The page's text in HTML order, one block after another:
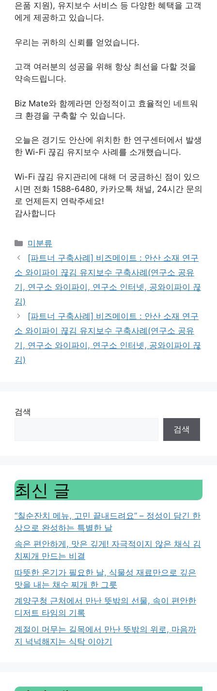
은품 지원), 유지보수 서비스 등 다양한 혜택을 고객
에게 제공하고 있습니다.
우리는 귀하의 신뢰를 얻었습니다.
고객 여러분의 성공을 위해 항상 최선을 다할 것을
약속드립니다.
Biz Mate와 함께라면 안정적이고 효율적인 네트워
크 환경을 구축할 수 있습니다.
오늘은 경기도 안산에 위치한 한 연구센터에서 발생
한 Wi-Fi 끊김 유지보수 사례를 소개했습니다.
Wi-Fi 끊김 유지관리에 대해 더 궁금하신 점이 있으
시면 전화 1588-6480, 카카오톡 채널, 24시간 문의
로 언제든지 연락주세요!
감사합니다
Categories
미분류
[파트너 구축사례] 비즈메이트 : 안산 소재 연구
소 와이파이 끊김 유지보수 구축사례(연구소 공유
기, 연구소 와이파이, 연구소 인터넷, 공와이파이 끊
김)
[파트너 구축사례] 비즈메이트 : 안산 소재 연구
소 와이파이 끊김 유지보수 구축사례(연구소 공유
기, 연구소 와이파이, 연구소 인터넷, 공와이파이 끊
김)
검색
검색
최신 글
“칠순잔치 메뉴, 고민 끝내드려요” – 정성이 담긴 한
상으로 완성하는 특별한 날
속은 편안하게, 맛은 깊게! 자극적이지 않은 채식 김
치찌개 만드는 비결
따뜻한 온기가 필요한 날, 식물성 재료만으로 깊은
맛을 내는 채수 찌개 한 그릇
계양구청 근처에서 만난 뜻밖의 선물, 속이 편안한
디저트 타임의 기록
계절이 머무는 길목에서 만난 뜻밖의 위로, 마음까
지 넉넉해지는 식탁 이야기